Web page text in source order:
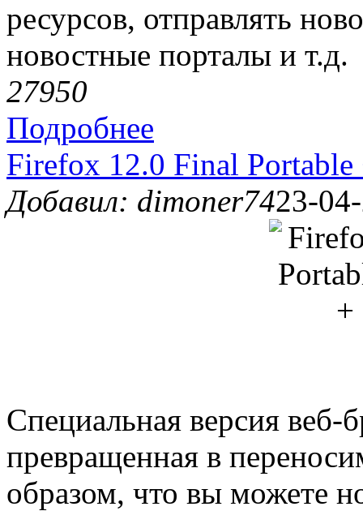
ресурсов, отправлять
новостные порталы и т.д.
27950
Подробнее
Firefox 12.0 Final
Добавил: dimoner7423-
Специальная версия
превращенная в
образом, что вы можете